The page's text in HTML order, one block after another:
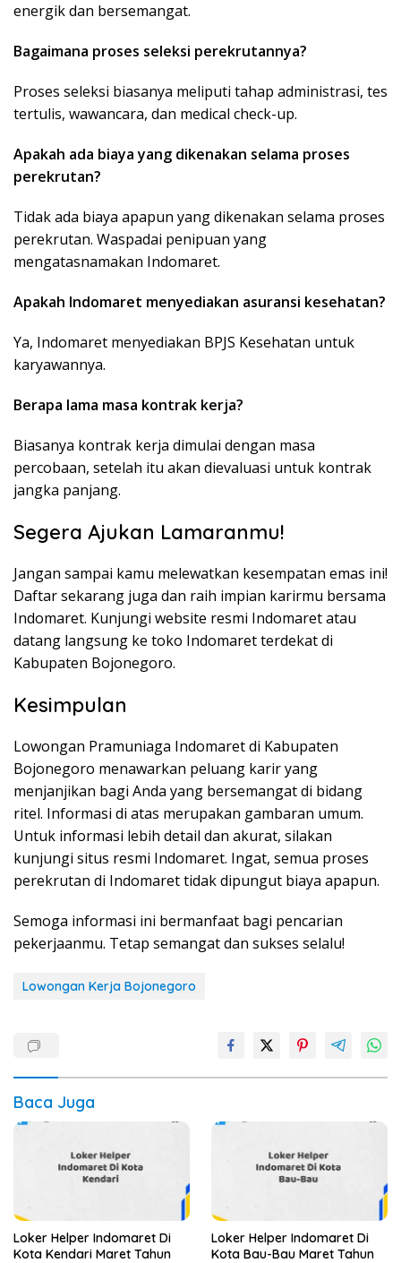
energik dan bersemangat.
Bagaimana proses seleksi perekrutannya?
Proses seleksi biasanya meliputi tahap administrasi, tes
tertulis, wawancara, dan medical check-up.
Apakah ada biaya yang dikenakan selama proses
perekrutan?
Tidak ada biaya apapun yang dikenakan selama proses
perekrutan. Waspadai penipuan yang
mengatasnamakan Indomaret.
Apakah Indomaret menyediakan asuransi kesehatan?
Ya, Indomaret menyediakan BPJS Kesehatan untuk
karyawannya.
Berapa lama masa kontrak kerja?
Biasanya kontrak kerja dimulai dengan masa
percobaan, setelah itu akan dievaluasi untuk kontrak
jangka panjang.
Segera Ajukan Lamaranmu!
Jangan sampai kamu melewatkan kesempatan emas ini!
Daftar sekarang juga dan raih impian karirmu bersama
Indomaret. Kunjungi website resmi Indomaret atau
datang langsung ke toko Indomaret terdekat di
Kabupaten Bojonegoro.
Kesimpulan
Lowongan Pramuniaga Indomaret di Kabupaten
Bojonegoro menawarkan peluang karir yang
menjanjikan bagi Anda yang bersemangat di bidang
ritel. Informasi di atas merupakan gambaran umum.
Untuk informasi lebih detail dan akurat, silakan
kunjungi situs resmi Indomaret. Ingat, semua proses
perekrutan di Indomaret tidak dipungut biaya apapun.
Semoga informasi ini bermanfaat bagi pencarian
pekerjaanmu. Tetap semangat dan sukses selalu!
Lowongan Kerja Bojonegoro
Baca Juga
Loker Helper Indomaret Di
Kota Kendari Maret Tahun
Loker Helper Indomaret Di
Kota Bau-Bau Maret Tahun